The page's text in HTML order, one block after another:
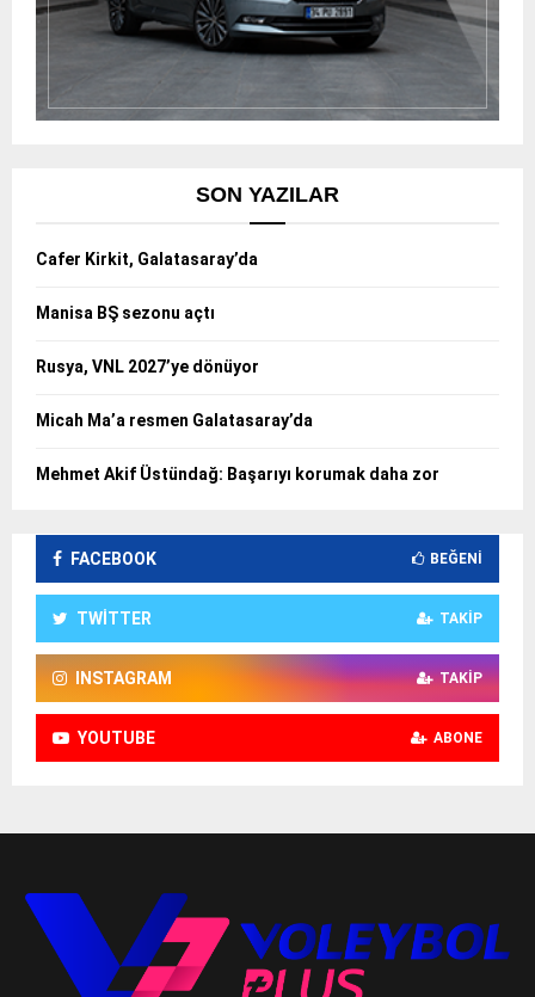
SON YAZILAR
Cafer Kirkit, Galatasaray’da
Manisa BŞ sezonu açtı
Rusya, VNL 2027’ye dönüyor
Micah Ma’a resmen Galatasaray’da
Mehmet Akif Üstündağ: Başarıyı korumak daha zor
FACEBOOK BEĞENI
TWITTER TAKIP
INSTAGRAM TAKIP
YOUTUBE ABONE